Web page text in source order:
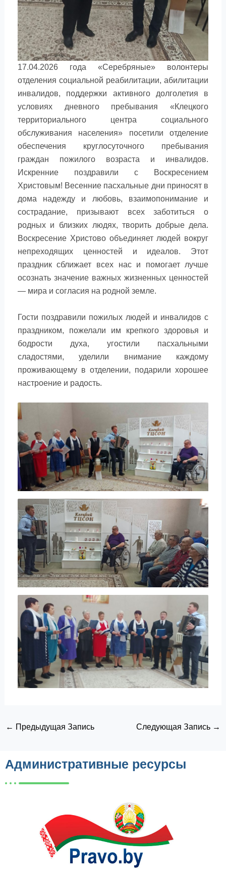
17.04.2026 года «Серебряные» волонтеры
отделения социальной реабилитации, абилитации
инвалидов, поддержки активного долголетия в
условиях дневного пребывания «Клецкого
территориального центра социального
обслуживания населения» посетили отделение
обеспечения круглосуточного пребывания
граждан пожилого возраста и инвалидов.
Искренние поздравили с Воскресением
Христовым! Весенние пасхальные дни приносят в
дома надежду и любовь, взаимопонимание и
сострадание, призывают всех заботиться о
родных и близких людях, творить добрые дела.
Воскресение Христово объединяет людей вокруг
непреходящих ценностей и идеалов. Этот
праздник сближает всех нас и помогает лучше
осознать значение важных жизненных ценностей
— мира и согласия на родной земле.
Гости поздравили пожилых людей и инвалидов с
праздником, пожелали им крепкого здоровья и
бодрости духа, угостили пасхальными
сладостями, уделили внимание каждому
проживающему в отделении, подарили хорошее
настроение и радость.
← Предыдущая Запись Следующая Запись →
Административные ресурсы